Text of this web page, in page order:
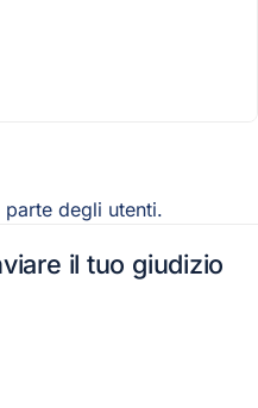
parte degli utenti.
il tuo giudizio